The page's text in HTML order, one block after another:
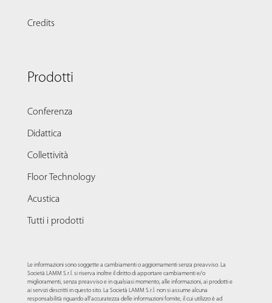
Credits
Prodotti
Conferenza
Didattica
Collettività
Floor Technology
Acustica
Tutti i prodotti
Le informazioni sono soggette a cambiamenti o aggiornamenti senza preavviso. La
Società LAMM S.r.l. si riserva inoltre il diritto di apportare cambiamenti e/o
miglioramenti, senza preavviso e in qualsiasi momento, alle informazioni, ai prodotti e
ai servizi descritti in questo sito. La Società LAMM S.r.l. non si assume alcuna
responsabilità riguardo all'accuratezza delle informazioni fornite, il cui utilizzo è ad